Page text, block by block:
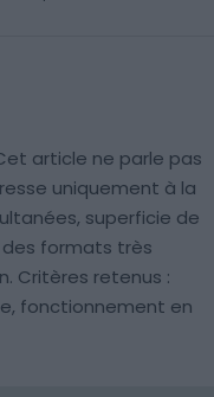
article ne parle pas
uniquement à la
superficie de
des formats très
Critères retenus :
fonctionnement en